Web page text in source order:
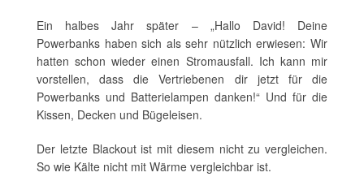
Ein halbes Jahr später – „Hallo David! Deine
Powerbanks haben sich als sehr nützlich erwiesen: Wir
hatten schon wieder einen Stromausfall. Ich kann mir
vorstellen, dass die Vertriebenen dir jetzt für die
Powerbanks und Batterielampen danken!“ Und für die
Kissen, Decken und Bügeleisen.
Der letzte Blackout ist mit diesem nicht zu vergleichen.
So wie Kälte nicht mit Wärme vergleichbar ist.